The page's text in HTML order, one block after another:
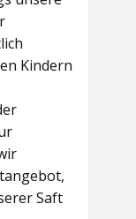
Kindern
Saft